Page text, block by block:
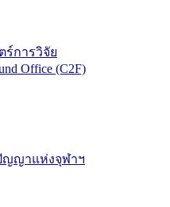
การวิจัย
Office (C2F)
ญญาแห่งจุฬาฯ